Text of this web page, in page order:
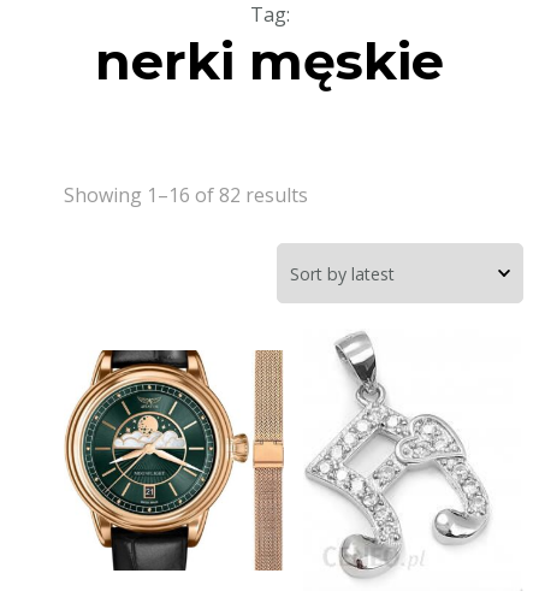
Tag:
nerki męskie
Showing 1–16 of 82 results